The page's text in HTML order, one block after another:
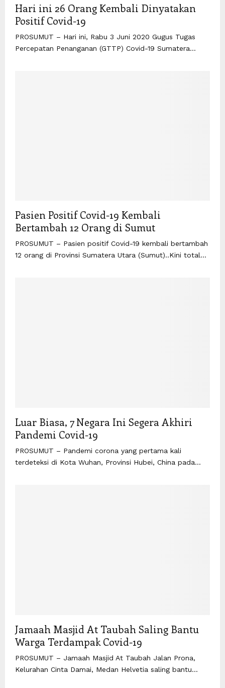
Hari ini 26 Orang Kembali Dinyatakan
Positif Covid-19
PROSUMUT – Hari ini, Rabu 3 Juni 2020 Gugus Tugas
Percepatan Penanganan (GTTP) Covid-19 Sumatera...
Pasien Positif Covid-19 Kembali
Bertambah 12 Orang di Sumut
PROSUMUT – Pasien positif Covid-19 kembali bertambah
12 orang di Provinsi Sumatera Utara (Sumut)..Kini total...
Luar Biasa, 7 Negara Ini Segera Akhiri
Pandemi Covid-19
PROSUMUT – Pandemi corona yang pertama kali
terdeteksi di Kota Wuhan, Provinsi Hubei, China pada...
Jamaah Masjid At Taubah Saling Bantu
Warga Terdampak Covid-19
PROSUMUT – Jamaah Masjid At Taubah Jalan Prona,
Kelurahan Cinta Damai, Medan Helvetia saling bantu...